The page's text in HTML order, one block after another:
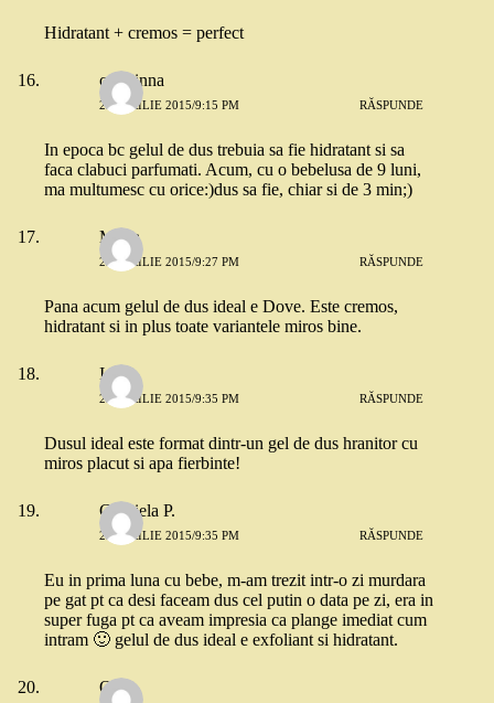
Hidratant + cremos = perfect
crisstinna
23 APRILIE 2015/9:15 PM RĂSPUNDE
In epoca bc gelul de dus trebuia sa fie hidratant si sa
faca clabuci parfumati. Acum, cu o bebelusa de 9 luni,
ma multumesc cu orice:)dus sa fie, chiar si de 3 min;)
Maria
23 APRILIE 2015/9:27 PM RĂSPUNDE
Pana acum gelul de dus ideal e Dove. Este cremos,
hidratant si in plus toate variantele miros bine.
Ioana
23 APRILIE 2015/9:35 PM RĂSPUNDE
Dusul ideal este format dintr-un gel de dus hranitor cu
miros placut si apa fierbinte!
Gabriela P.
23 APRILIE 2015/9:35 PM RĂSPUNDE
Eu in prima luna cu bebe, m-am trezit intr-o zi murdara
pe gat pt ca desi faceam dus cel putin o data pe zi, era in
super fuga pt ca aveam impresia ca plange imediat cum
intram 🙂 gelul de dus ideal e exfoliant si hidratant.
Oana